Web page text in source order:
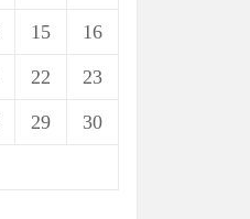
15 16
22 23
29 30